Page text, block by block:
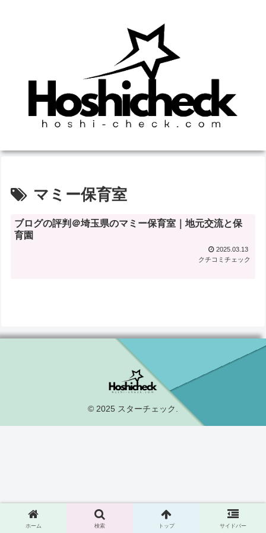
マミー保育室
ブログの評判＠埼玉県のマミー保育室｜地元交流と保
育園
2025.03.13
クチコミチェック
© 2025 スターチェック.
ホーム 検索 トップ サイドバー